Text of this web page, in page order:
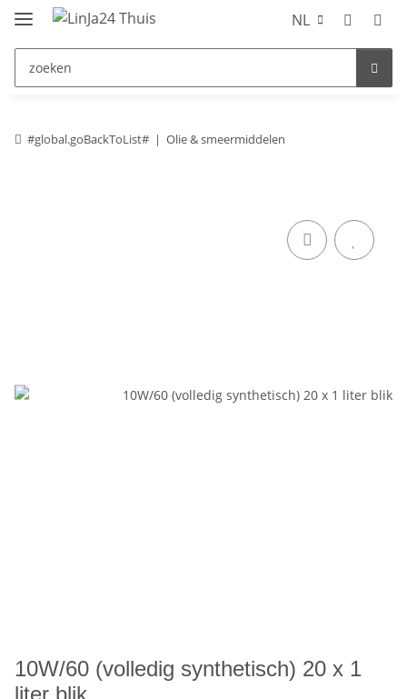
NL
#global.goBackToList# Olie & smeermiddelen
10W/60 (volledig synthetisch) 20 x 1
liter blik